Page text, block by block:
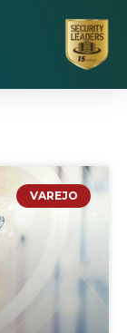
VAREJO